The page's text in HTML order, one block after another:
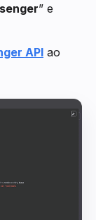
” e
API ao